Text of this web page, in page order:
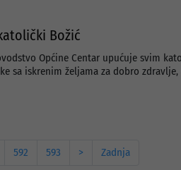
Božić
Općine Centar upućuje svim
sa iskrenim željama za dobro
592 593 > Zadnja